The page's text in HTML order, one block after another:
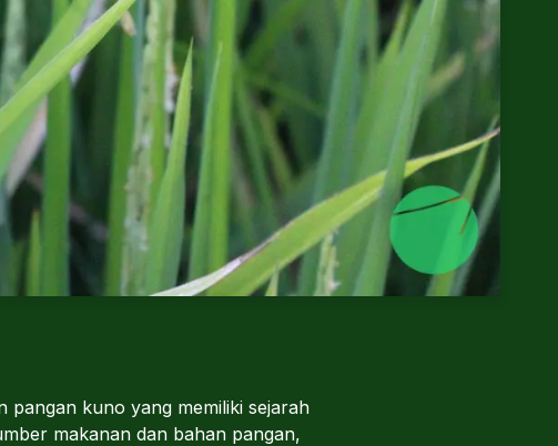
pangan kuno yang memiliki sejarah
makanan dan bahan pangan,